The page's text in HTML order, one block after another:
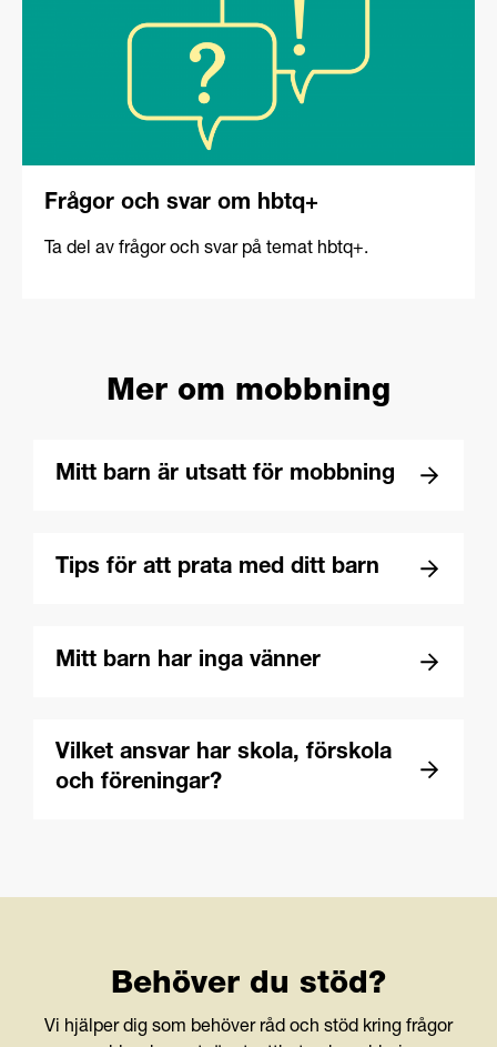
Frågor och svar om hbtq+
Ta del av frågor och svar på temat hbtq+.
Mer om mobbning
Mitt barn är utsatt för mobbning
Tips för att prata med ditt barn
Mitt barn har inga vänner
Vilket ansvar har skola, förskola
och föreningar?
Behöver du stöd?
Vi hjälper dig som behöver råd och stöd kring frågor